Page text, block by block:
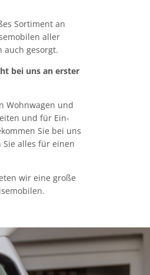
Sortiment an
aller
auch gesorgt.
bei uns an erster
Wohnwagen und
und für Ein-
Sie bei uns
alles für einen
wir eine große